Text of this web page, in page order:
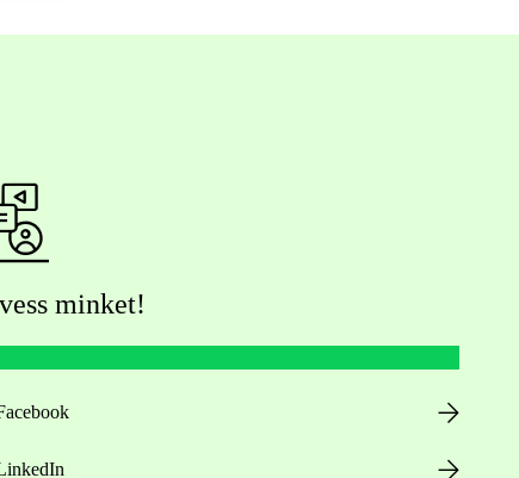
minket!